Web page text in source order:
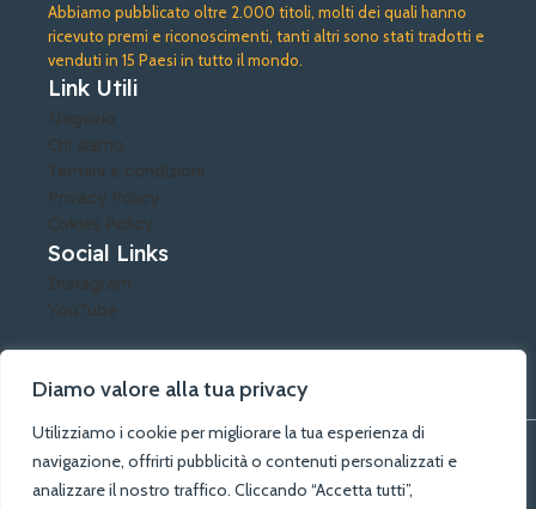
Diamo valore alla tua privacy
Utilizziamo i cookie per migliorare la tua esperienza di
navigazione, offrirti pubblicità o contenuti personalizzati e
analizzare il nostro traffico. Cliccando “Accetta tutti”,
Abbiamo pubblicato oltre 2.000 titoli, molti dei quali hanno
ricevuto premi e riconoscimenti, tanti altri sono stati tradotti e
venduti in 15 Paesi in tutto il mondo.
Link Utili
Negozio
Chi siamo
Termini e condizioni
Privacy Policy
Cokies Policy
Social Links
Instagram
YouTube
©A.G.A. Arti Grafiche Alberobello di Lacatena Rosalia - PIVA:
04388790729 - Tutti i diritti riservati